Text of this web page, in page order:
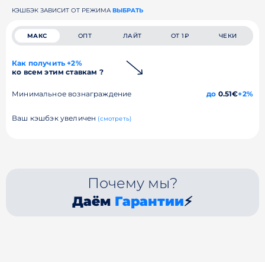
КЭШБЭК ЗАВИСИТ ОТ РЕЖИМА ВЫБРАТЬ
МАКС ОПТ ЛАЙТ ОТ 1₽ ЧЕКИ
Как получить +2%
ко всем этим ставкам ?
Минимальное вознаграждение до 0.51€+2%
Ваш кэшбэк увеличен (смотреть)
Почему мы?
Даём Гарантии⚡